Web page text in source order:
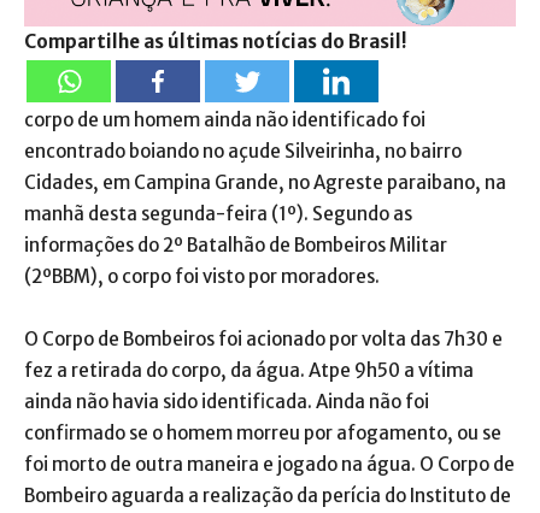
Compartilhe as últimas notícias do Brasil!
corpo de um homem ainda não identificado foi
encontrado boiando no açude Silveirinha, no bairro
Cidades, em Campina Grande, no Agreste paraibano, na
manhã desta segunda-feira (1º). Segundo as
informações do 2º Batalhão de Bombeiros Militar
(2ºBBM), o corpo foi visto por moradores.
O Corpo de Bombeiros foi acionado por volta das 7h30 e
fez a retirada do corpo, da água. Atpe 9h50 a vítima
ainda não havia sido identificada. Ainda não foi
confirmado se o homem morreu por afogamento, ou se
foi morto de outra maneira e jogado na água. O Corpo de
Bombeiro aguarda a realização da perícia do Instituto de